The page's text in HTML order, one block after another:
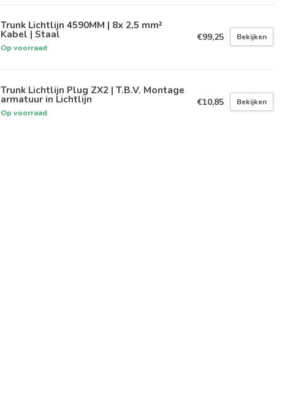
Trunk Lichtlijn 4590MM | 8x 2,5 mm²
Kabel | Staal
Op voorraad
€99,25 Bekijken
Trunk Lichtlijn Plug ZX2 | T.B.V. Montage
armatuur in Lichtlijn
Op voorraad
€10,85 Bekijken